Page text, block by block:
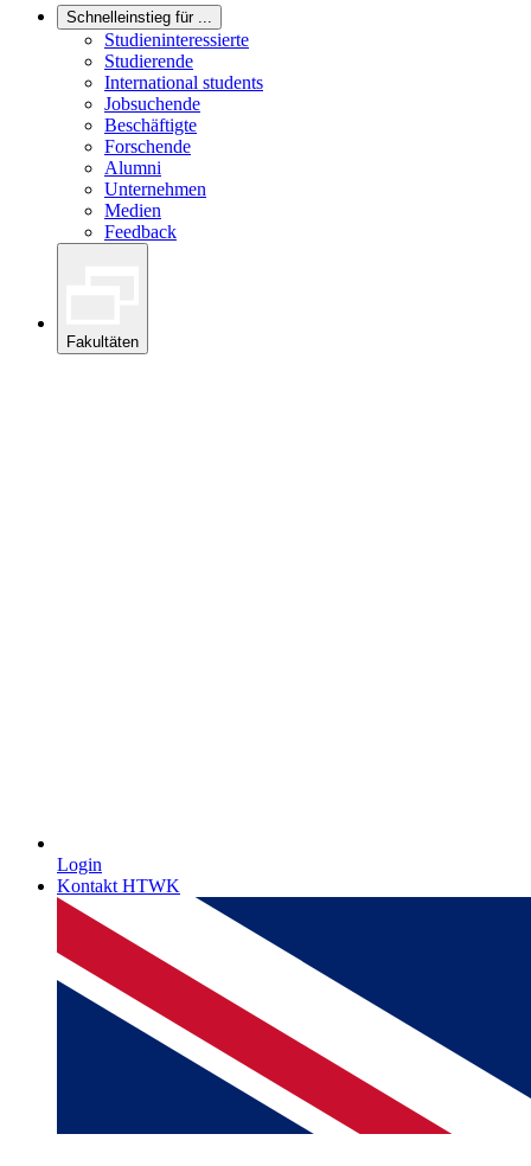
Schnelleinstieg für ...
Studieninteressierte
Studierende
International students
Jobsuchende
Beschäftigte
Forschende
Alumni
Unternehmen
Medien
Feedback
Fakultäten
Login
Kontakt HTWK